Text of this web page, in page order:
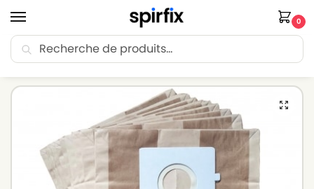
0
🚚 Livraison Point Relais offerte dès 30€ d’achat.